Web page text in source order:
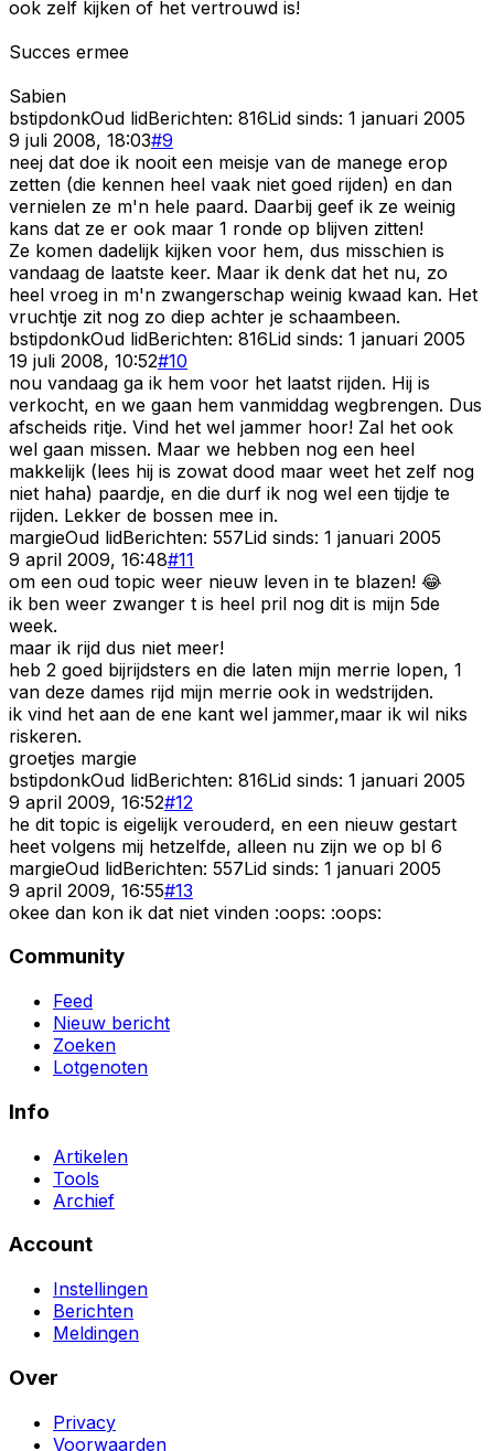
ook zelf kijken of het vertrouwd is!
Succes ermee
Sabien
bstipdonkOud lidBerichten: 816Lid sinds: 1 januari 2005
9 juli 2008, 18:03#9
neej dat doe ik nooit een meisje van de manege erop
zetten (die kennen heel vaak niet goed rijden) en dan
vernielen ze m'n hele paard. Daarbij geef ik ze weinig
kans dat ze er ook maar 1 ronde op blijven zitten!
Ze komen dadelijk kijken voor hem, dus misschien is
vandaag de laatste keer. Maar ik denk dat het nu, zo
heel vroeg in m'n zwangerschap weinig kwaad kan. Het
vruchtje zit nog zo diep achter je schaambeen.
bstipdonkOud lidBerichten: 816Lid sinds: 1 januari 2005
19 juli 2008, 10:52#10
nou vandaag ga ik hem voor het laatst rijden. Hij is
verkocht, en we gaan hem vanmiddag wegbrengen. Dus
afscheids ritje. Vind het wel jammer hoor! Zal het ook
wel gaan missen. Maar we hebben nog een heel
makkelijk (lees hij is zowat dood maar weet het zelf nog
niet haha) paardje, en die durf ik nog wel een tijdje te
rijden. Lekker de bossen mee in.
margieOud lidBerichten: 557Lid sinds: 1 januari 2005
9 april 2009, 16:48#11
om een oud topic weer nieuw leven in te blazen! 😂
ik ben weer zwanger t is heel pril nog dit is mijn 5de
week.
maar ik rijd dus niet meer!
heb 2 goed bijrijdsters en die laten mijn merrie lopen, 1
van deze dames rijd mijn merrie ook in wedstrijden.
ik vind het aan de ene kant wel jammer,maar ik wil niks
riskeren.
groetjes margie
bstipdonkOud lidBerichten: 816Lid sinds: 1 januari 2005
9 april 2009, 16:52#12
he dit topic is eigelijk verouderd, en een nieuw gestart
heet volgens mij hetzelfde, alleen nu zijn we op bl 6
margieOud lidBerichten: 557Lid sinds: 1 januari 2005
9 april 2009, 16:55#13
okee dan kon ik dat niet vinden :oops: :oops:
Community
Feed
Nieuw bericht
Zoeken
Lotgenoten
Info
Artikelen
Tools
Archief
Account
Instellingen
Berichten
Meldingen
Over
Privacy
Voorwaarden